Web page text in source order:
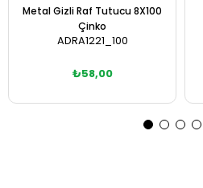
Metal Gizli Raf Tutucu 8X100
Çinko
ADRA1221_100
₺58,00